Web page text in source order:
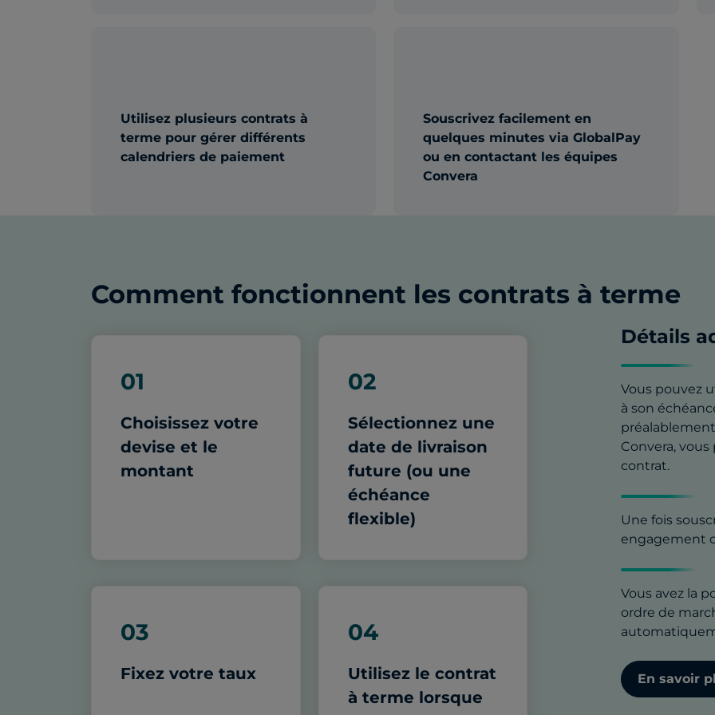
Utilisez plusieurs contrats à
terme pour gérer différents
calendriers de paiement
Souscrivez facilement en
quelques minutes via GlobalPay
ou en contactant les équipes
Convera
Comment fonctionnent les contrats à terme
01
Choisissez votre
devise et le
montant
02
Sélectionnez une
date de livraison
future (ou une
échéance
flexible)
03
Fixez votre taux
04
Utilisez le contrat
à terme lorsque
Détails
Vous pouvez
à son
préalablement
Convera,
contrat.
Une fois
engagement
Vous avez la
ordre de
En savoir